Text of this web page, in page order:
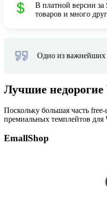
В платной версии за
товаров и много
Одно из важнейших
Лучшие
Поскольку большая часть
премиальных темплейтов для
EmallShop